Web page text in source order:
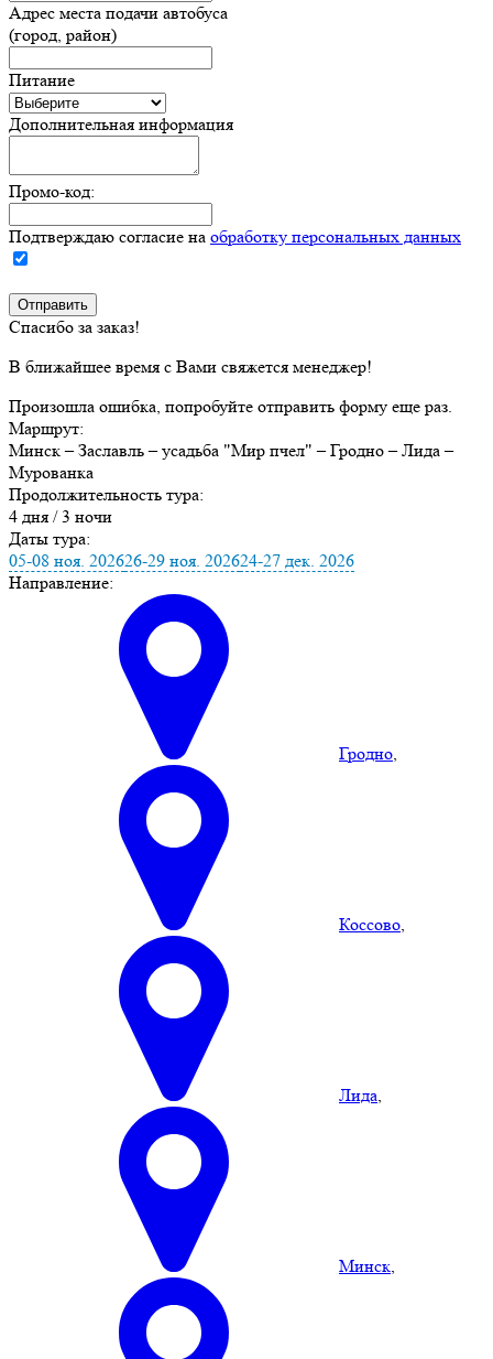
Адрес места подачи автобуса
(город, район)
Питание
Дополнительная информация
Промо-код:
Подтверждаю согласие на обработку персональных данных
Спасибо за заказ!
В ближайшее время с Вами свяжется менеджер!
Произошла ошибка, попробуйте отправить форму еще раз.
Маршрут:
Минск – Заславль – усадьба "Мир пчел" – Гродно – Лида –
Мурованка
Продолжительность тура:
4 дня / 3 ночи
Даты тура:
05-08 ноя. 202626-29 ноя. 202624-27 дек. 2026
Направление:
Гродно,
Коссово,
Лида,
Минск,